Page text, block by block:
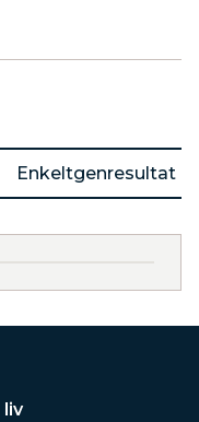
Enkeltgenresultat
liv